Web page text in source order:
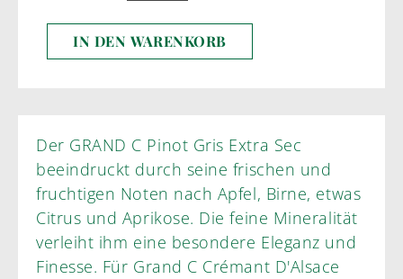
IN DEN WARENKORB
Der GRAND C Pinot Gris Extra Sec
beeindruckt durch seine frischen und
fruchtigen Noten nach Apfel, Birne, etwas
Citrus und Aprikose. Die feine Mineralität
verleiht ihm eine besondere Eleganz und
Finesse. Für Grand C Crémant D'Alsace